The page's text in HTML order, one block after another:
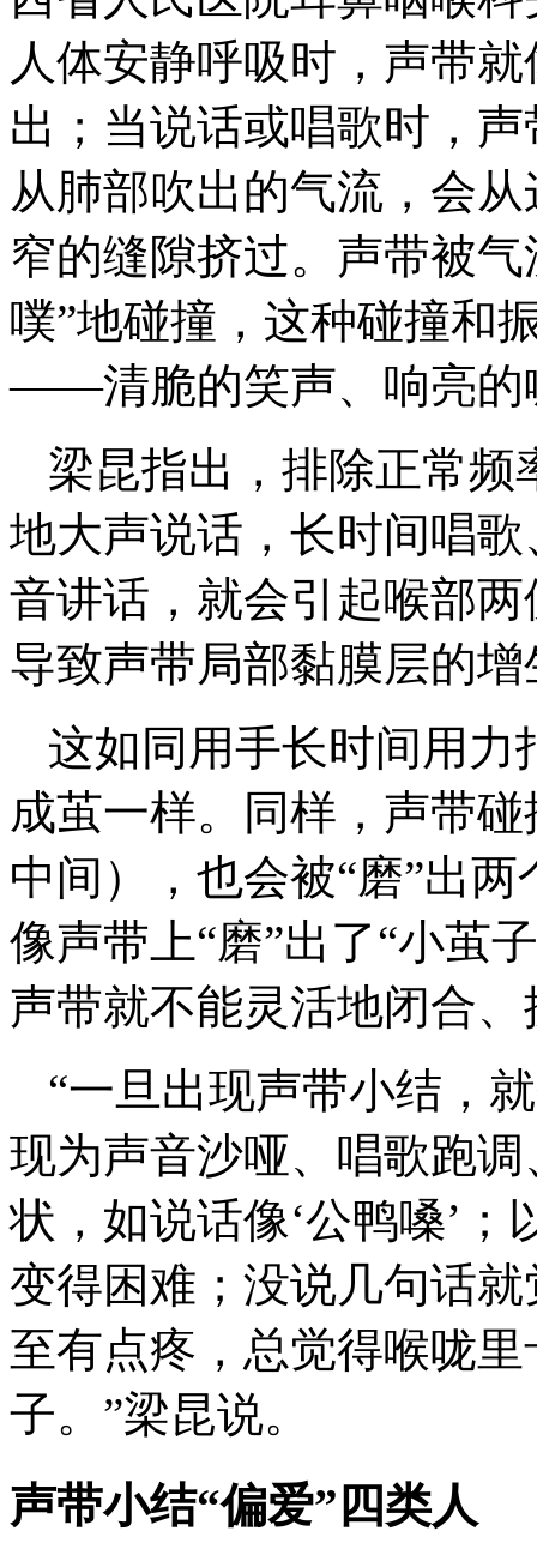
人体安静呼吸时，声带
出；当说话或唱歌时，
从肺部吹出的气流，会
窄的缝隙挤过。声带被
噗”地碰撞，这种碰撞和
——清脆的笑声、响亮的
梁昆指出，排除正常频
地大声说话，长时间唱
音讲话，就会引起喉部
导致声带局部黏膜层的
这如同用手长时间用力
成茧一样。同样，声带
中间），也会被“磨”出
像声带上“磨”出了“小茧
声带就不能灵活地闭合
“一旦出现声带小结，
现为声音沙哑、唱歌跑
状，如说话像‘公鸭嗓’
变得困难；没说几句话
至有点疼，总觉得喉咙
子。”梁昆说。
声带小结“偏爱”四类人